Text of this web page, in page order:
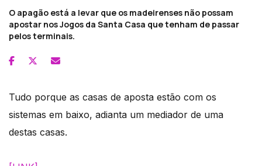
O apagão está a levar que os madeirenses não possam
apostar nos Jogos da Santa Casa que tenham de passar
pelos terminais.
Tudo porque as casas de aposta estão com os
sistemas em baixo, adianta um mediador de uma
destas casas.